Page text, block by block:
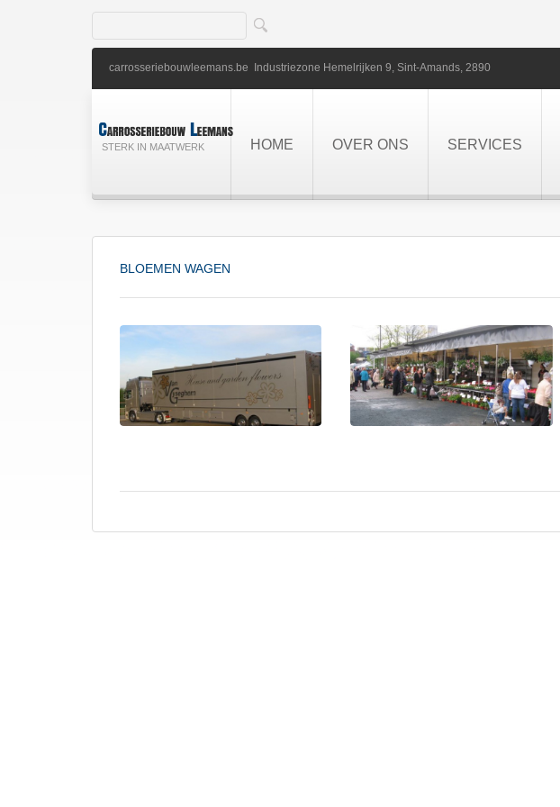
carrosseriebouwleemans.be Industriezone Hemelrijken 9, Sint-Amands, 2890
STERK IN MAATWERK HOME OVER ONS SERVICES
BLOEMEN WAGEN